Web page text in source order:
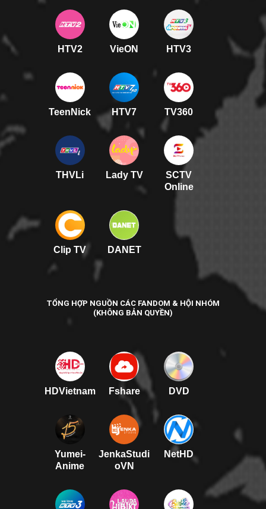
HTV2 VieON HTV3
TeenNick HTV7 TV360
THVLi Lady TV
SCTV
Online
Clip TV DANET
TỔNG HỢP NGUỒN CÁC FANDOM & HỘI NHÓM
(KHÔNG BẢN QUYỀN)
HDVietnam Fshare DVD
Yumei-
Anime
JenkaStudi
oVN
NetHD